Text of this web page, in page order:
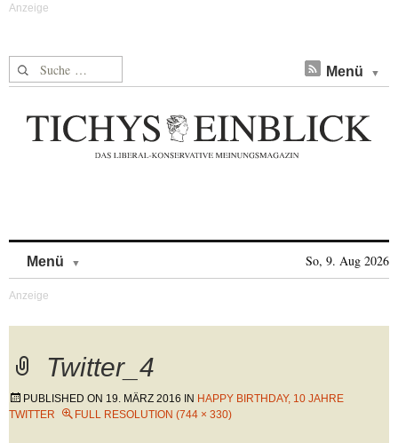
Suche nach: Menü
Menü So, 9. Aug 2026
Twitter_4
PUBLISHED ON 19. MÄRZ 2016 IN HAPPY BIRTHDAY, 10 JAHRE
TWITTER
FULL RESOLUTION (744 × 330)